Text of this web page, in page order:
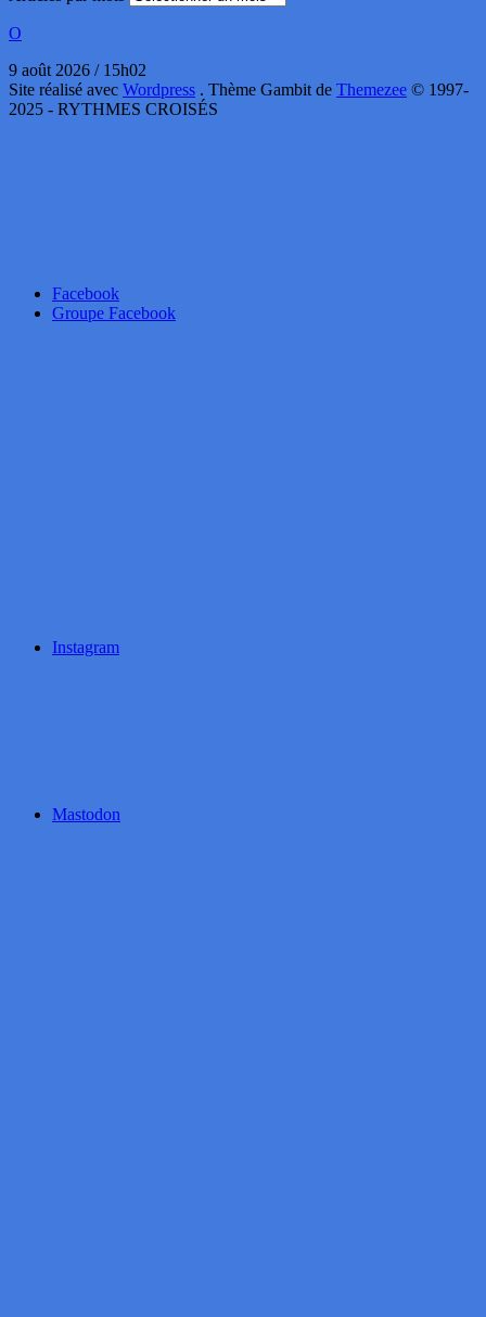
O
9 août 2026 / 15h02
Site réalisé avec Wordpress . Thème Gambit de Themezee © 1997-
2025 - RYTHMES CROISÉS
Facebook
Groupe Facebook
Instagram
Mastodon